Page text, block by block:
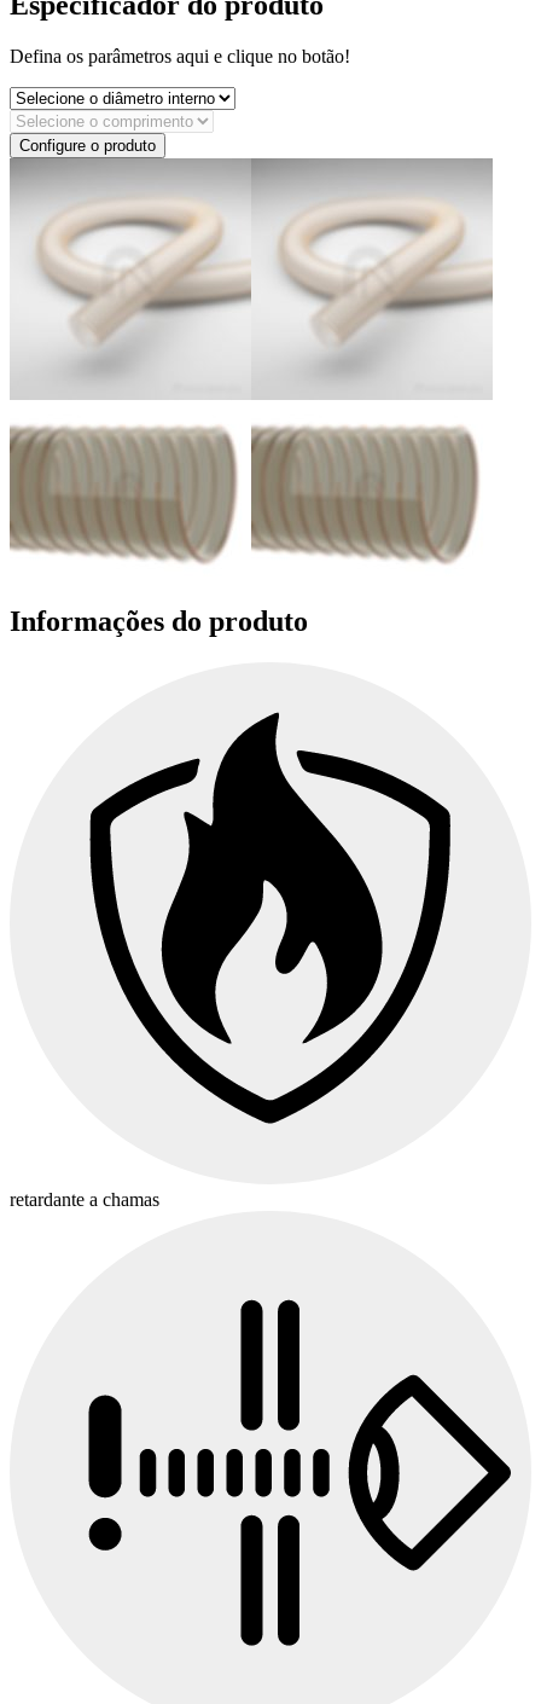
Defina os parâmetros aqui e clique no botão!
Configure o produto
Informações do produto
retardante a chamas